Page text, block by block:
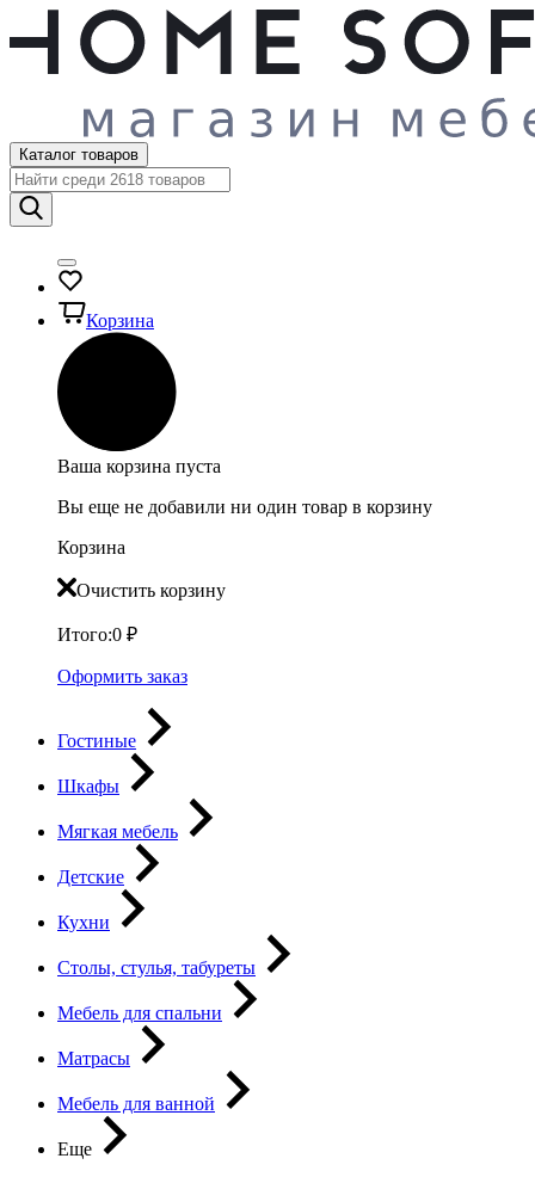
Каталог товаров
Корзина
Ваша корзина пуста
Вы еще не добавили ни один товар в корзину
Корзина
Очистить корзину
Итого:0 ₽
Оформить заказ
Гостиные
Шкафы
Мягкая мебель
Детские
Кухни
Столы, стулья, табуреты
Мебель для спальни
Матрасы
Мебель для ванной
Еще